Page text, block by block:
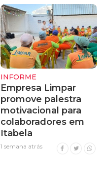
INFORME
Empresa Limpar
promove palestra
motivacional para
colaboradores em
Itabela
1 semana atrás